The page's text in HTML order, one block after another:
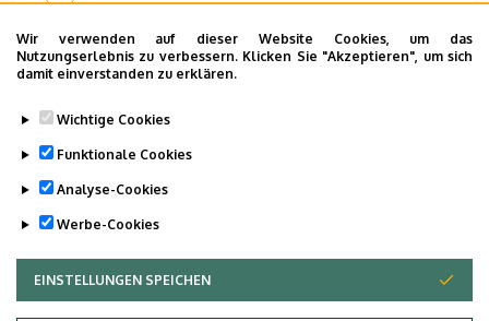
Wir verwenden auf dieser Website Cookies, um das
Nutzungserlebnis zu verbessern. Klicken Sie "Akzeptieren", um sich
damit einverstanden zu erklären.
Wichtige Cookies
Funktionale Cookies
Analyse-Cookies
Werbe-Cookies
EINSTELLUNGEN SPEICHEN
ZUSTIMMUNG ZURÜCKZIEHEN
általános orvos